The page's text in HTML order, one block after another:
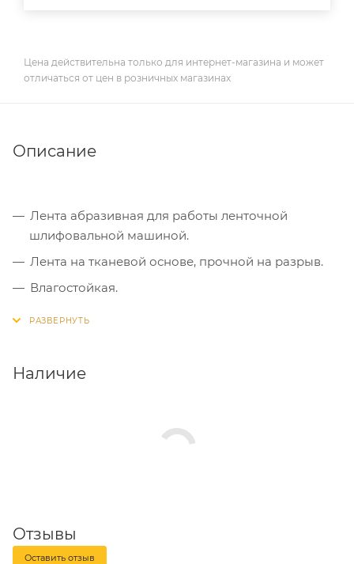
Цена действительна только для интернет-магазина и может
отличаться от цен в розничных магазинах
Описание
Лента абразивная для работы ленточной
шлифовальной машиной.
Лента на тканевой основе, прочной на разрыв.
Влагостойкая.
Лента изготовлена из абразивного материала
работ по металлу, дереву, пластмассе и т.д.
машинами соответствующего типоразмера.
Наличие
Отзывы
Оставить отзыв